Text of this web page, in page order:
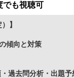
も視聴可
】
傾向と対策
過去問分析・出題予